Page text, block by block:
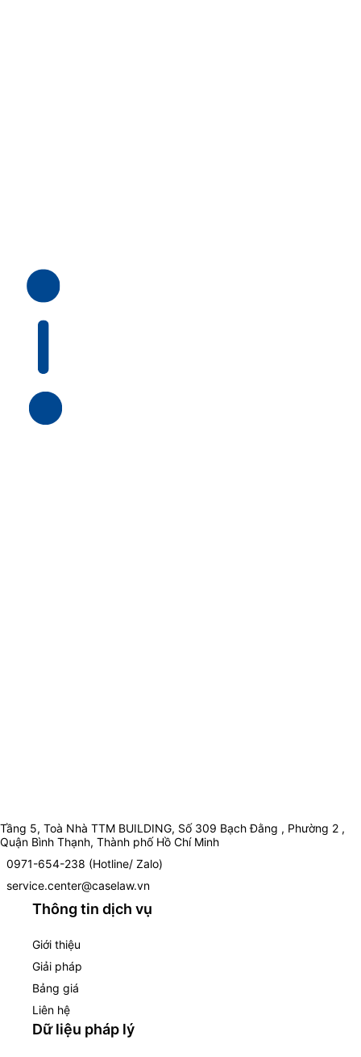
Tầng 5, Toà Nhà TTM BUILDING, Số 309 Bạch Đằng , Phường 2 ,
Quận Bình Thạnh, Thành phố Hồ Chí Minh
0971-654-238 (Hotline/ Zalo)
service.center@caselaw.vn
Thông tin dịch vụ
Giới thiệu
Giải pháp
Bảng giá
Liên hệ
Dữ liệu pháp lý